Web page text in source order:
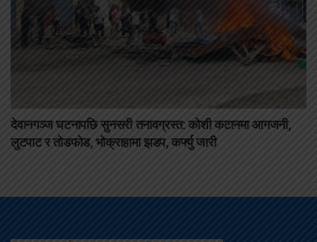
देवानगञ्ज घटनापछि सुनसरी तनावग्रस्त: कोशी कटानमा आगजनी,
लुटपाट र तोडफोड, भोक्राहामा झडप, कर्फ्यु जारी